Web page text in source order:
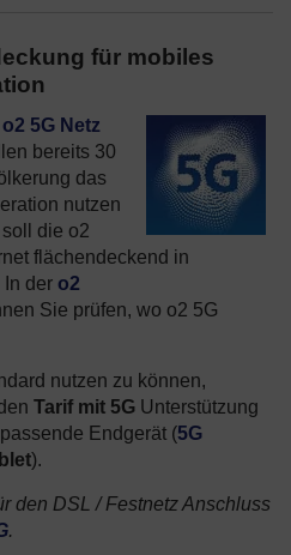
für mobiles
o2 5G Netz
bereits 30
das
nutzen
die o2
flächendeckend in
In der o2
Sie prüfen, wo o2 5G
nutzen zu können,
Tarif mit 5G Unterstützung
Endgerät (5G
).
den DSL / Festnetz Anschluss
.